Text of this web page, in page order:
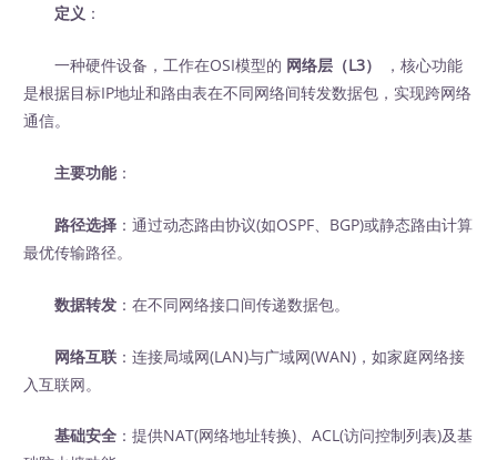
定义 ：
一种硬件设备，工作在OSI模型的 网络层（L3）
，核心功能
是根据目标IP地址和路由表在不同网络间转发数据包，实现跨网络
通信。
主要功能：
路径选择 ：通过动态路由协议(如OSPF、BGP)或静态路由计算
最优传输路径。
数据转发 ：在不同网络接口间传递数据包。
网络互联 ：连接局域网(LAN)与广域网(WAN)，如家庭网络接
入互联网。
基础安全 ：提供NAT(网络地址转换)、ACL(访问控制列表)及基